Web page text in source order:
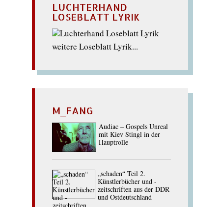
LUCHTERHAND
LOSEBLATT LYRIK
weitere Loseblatt Lyrik...
M_FANG
Audiac – Gospels Unreal
mit Kiev Stingl in der
Hauptrolle
„schaden“ Teil 2.
Künstlerbücher und -
zeitschriften aus der DDR
und Ostdeutschland